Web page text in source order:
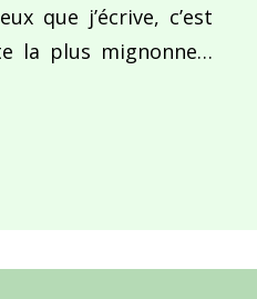
que j’écrive, c’est
la plus mignonne…